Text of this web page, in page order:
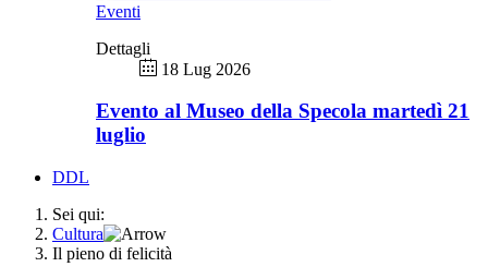
Eventi
Dettagli
18 Lug 2026
Evento al Museo della Specola martedì 21
luglio
DDL
Sei qui:
Cultura
Il pieno di felicità